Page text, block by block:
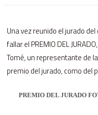
Una vez reunido el jurado
fallar el PREMIO DEL
Tomé, un representante de
premio del jurado, como del
PREMIO DEL JURADO